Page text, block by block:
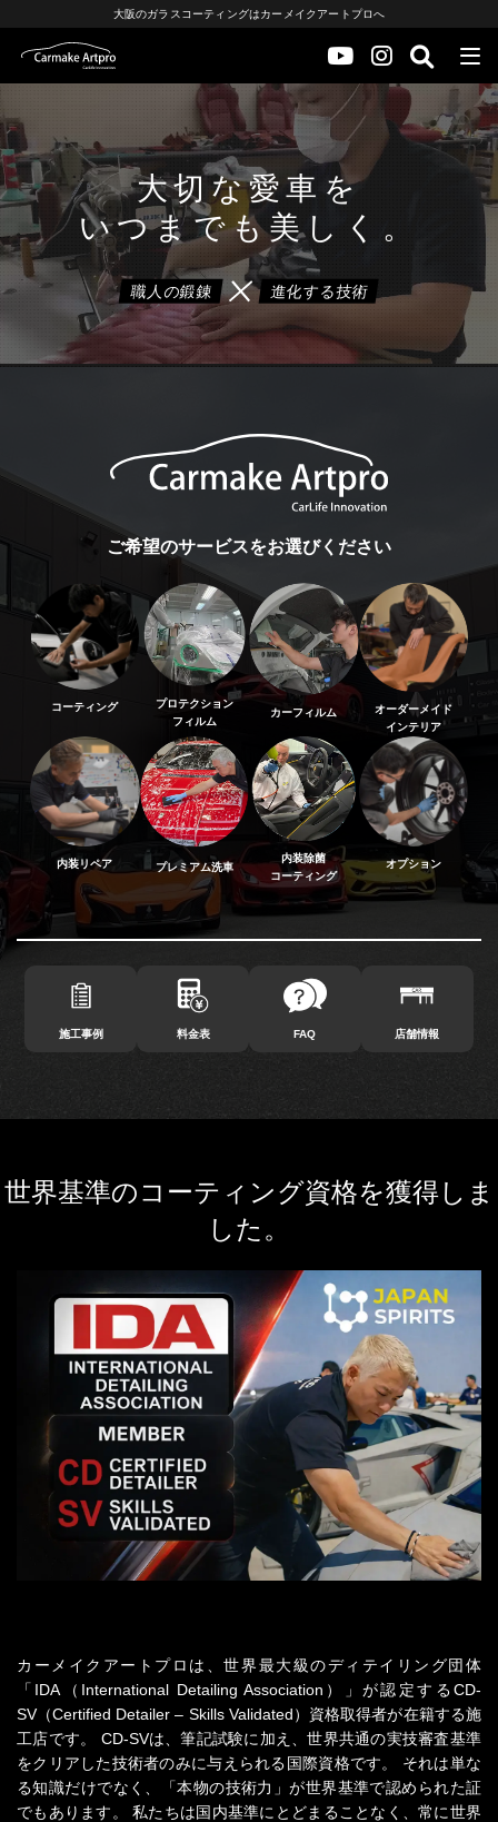
大阪のガラスコーティングはカーメイクアートプロへ
大切な愛車を
いつまでも美しく。
職人の鍛錬 進化する技術
ご希望のサービスをお選びください
コーティング
プロテクション
フィルム
カーフィルム
オーダーメイド
インテリア
内装リペア プレミアム洗車
内装除菌
コーティング
オプション
施工事例 料金表 FAQ 店舗情報
世界基準のコーティング資格を獲得しま
した。
カーメイクアートプロは、世界最大級のディテイリング団体
「IDA（International Detailing Association）」が認定するCD-
SV（Certified Detailer – Skills Validated）資格取得者が在籍する施
工店です。
CD-SVは、筆記試験に加え、世界共通の実技審査基準
をクリアした技術者のみに与えられる国際資格です。
それは単な
る知識だけでなく、「本物の技術力」が世界基準で認められた証
でもあります。
私たちは国内基準にとどまることなく、常に世界